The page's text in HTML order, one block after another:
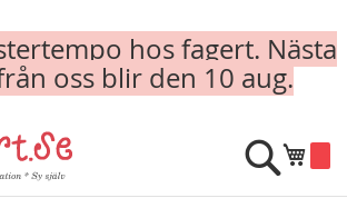
hos fagert. Nästa
oss blir den 10 aug.
Min
Sök